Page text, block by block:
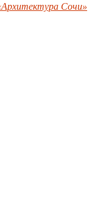
Сочи»